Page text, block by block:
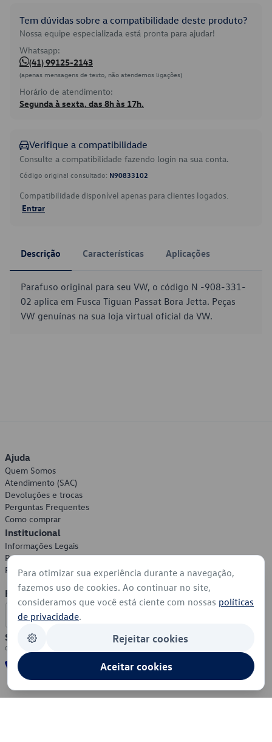
Tem dúvidas sobre a compatibilidade deste produto?
Nossa equipe especializada está pronta para ajudar!
Whatsapp:
(41) 99125-2143
(apenas mensagens de texto, não atendemos ligações)
Horário de atendimento:
Segunda à sexta, das 8h às 17h.
Verifique a compatibilidade
Consulte a compatibilidade fazendo login na sua conta.
Código original consultado: N90833102
Compatibilidade disponível apenas para clientes logados.
Entrar
Descrição Características Aplicações
Parafuso original para seu VW, o código N -908-331-
02 aplica em Fusca Tiguan Passat Bora Jetta. Peças
VW genuínas na sua loja virtual oficial da VW.
Ajuda
Quem Somos
Atendimento (SAC)
Devoluções e trocas
Perguntas Frequentes
Como comprar
Institucional
Informações Legais
Política de Privacidade
Política de Cookies
Formas de Pagamento
Segurança
Para otimizar sua experiência durante a navegação,
fazemos uso de cookies. Ao continuar no site,
consideramos que você está ciente com nossas políticas
de privacidade.
Rejeitar cookies
Aceitar cookies